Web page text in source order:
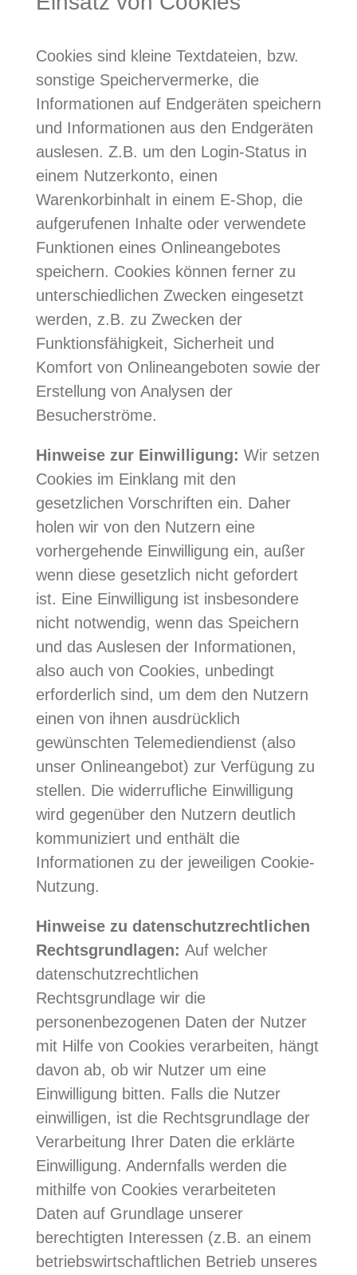
Cookies sind kleine Textdateien, bzw.
sonstige Speichervermerke, die
Informationen auf Endgeräten speichern
und Informationen aus den Endgeräten
auslesen. Z.B. um den Login-Status in
einem Nutzerkonto, einen
Warenkorbinhalt in einem E-Shop, die
aufgerufenen Inhalte oder verwendete
Funktionen eines Onlineangebotes
speichern. Cookies können ferner zu
unterschiedlichen Zwecken eingesetzt
werden, z.B. zu Zwecken der
Funktionsfähigkeit, Sicherheit und
Komfort von Onlineangeboten sowie der
Erstellung von Analysen der
Besucherströme.
Hinweise zur Einwilligung: Wir setzen
Cookies im Einklang mit den
gesetzlichen Vorschriften ein. Daher
holen wir von den Nutzern eine
vorhergehende Einwilligung ein, außer
wenn diese gesetzlich nicht gefordert
ist. Eine Einwilligung ist insbesondere
nicht notwendig, wenn das Speichern
und das Auslesen der Informationen,
also auch von Cookies, unbedingt
erforderlich sind, um dem den Nutzern
einen von ihnen ausdrücklich
gewünschten Telemediendienst (also
unser Onlineangebot) zur Verfügung zu
stellen. Die widerrufliche Einwilligung
wird gegenüber den Nutzern deutlich
kommuniziert und enthält die
Informationen zu der jeweiligen Cookie-
Nutzung.
Hinweise zu datenschutzrechtlichen
Rechtsgrundlagen: Auf welcher
datenschutzrechtlichen
Rechtsgrundlage wir die
personenbezogenen Daten der Nutzer
mit Hilfe von Cookies verarbeiten, hängt
davon ab, ob wir Nutzer um eine
Einwilligung bitten. Falls die Nutzer
einwilligen, ist die Rechtsgrundlage der
Verarbeitung Ihrer Daten die erklärte
Einwilligung. Andernfalls werden die
mithilfe von Cookies verarbeiteten
Daten auf Grundlage unserer
berechtigten Interessen (z.B. an einem
betriebswirtschaftlichen Betrieb unseres